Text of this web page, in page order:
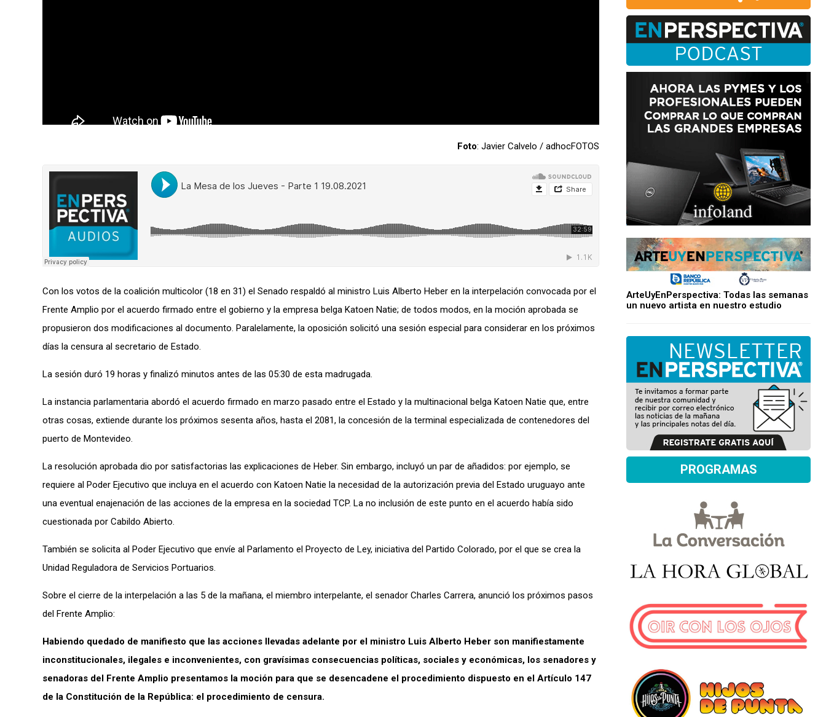
Foto: Javier Calvelo / adhocFOTOS
Con los votos de la coalición multicolor (18 en 31) el Senado respaldó al ministro Luis Alberto Heber en la interpelación convocada por el
Frente Amplio por el acuerdo firmado entre el gobierno y la empresa belga Katoen Natie; de todos modos, en la moción aprobada se
propusieron dos modificaciones al documento. Paralelamente, la oposición solicitó una sesión especial para considerar en los próximos
días la censura al secretario de Estado.
La sesión duró 19 horas y finalizó minutos antes de las 05:30 de esta madrugada.
La instancia parlamentaria abordó el acuerdo firmado en marzo pasado entre el Estado y la multinacional belga Katoen Natie que, entre
otras cosas, extiende durante los próximos sesenta años, hasta el 2081, la concesión de la terminal especializada de contenedores del
puerto de Montevideo.
La resolución aprobada dio por satisfactorias las explicaciones de Heber. Sin embargo, incluyó un par de añadidos: por ejemplo, se
requiere al Poder Ejecutivo que incluya en el acuerdo con Katoen Natie la necesidad de la autorización previa del Estado uruguayo ante
una eventual enajenación de las acciones de la empresa en la sociedad TCP. La no inclusión de este punto en el acuerdo había sido
cuestionada por Cabildo Abierto.
También se solicita al Poder Ejecutivo que envíe al Parlamento el Proyecto de Ley, iniciativa del Partido Colorado, por el que se crea la
Unidad Reguladora de Servicios Portuarios.
Sobre el cierre de la interpelación a las 5 de la mañana, el miembro interpelante, el senador Charles Carrera, anunció los próximos pasos
del Frente Amplio:
Habiendo quedado de manifiesto que las acciones llevadas adelante por el ministro Luis Alberto Heber son manifiestamente
inconstitucionales, ilegales e inconvenientes, con gravísimas consecuencias políticas, sociales y económicas, los senadores y
senadoras del Frente Amplio presentamos la moción para que se desencadene el procedimiento dispuesto en el Artículo 147
de la Constitución de la República: el procedimiento de censura.
ArteUyEnPerspectiva: Todas las semanas
un nuevo artista en nuestro estudio
PROGRAMAS